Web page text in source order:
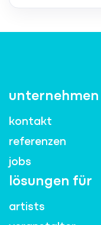
unternehmen
kontakt
referenzen
jobs
lösungen für
artists